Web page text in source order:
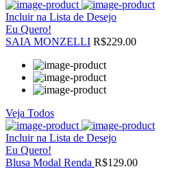
Incluir na Lista de Desejo
Eu Quero!
SAIA MONZELLI R$229.00
Veja Todos
Incluir na Lista de Desejo
Eu Quero!
Blusa Modal Renda R$129.00